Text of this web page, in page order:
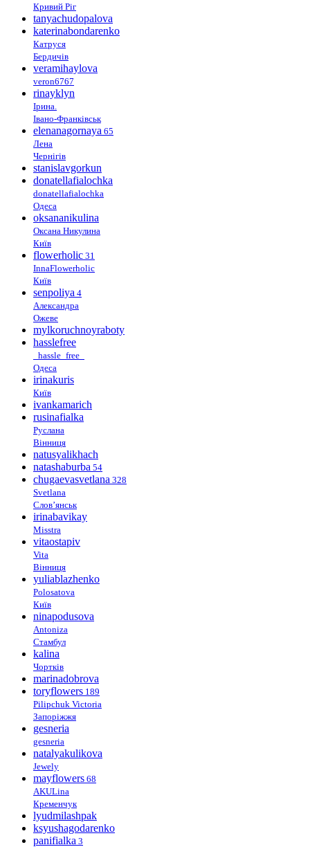
Кривий Ріг
tanyachudopalova
katerinabondarenko
Катруся
Бердичів
veramihaylova
veron6767
rinayklyn
Ірина.
Івано-Франківськ
elenanagornaya 65
Лена
Чернігів
stanislavgorkun
donatellafialochka
donatellafialochka
Одеса
oksananikulina
Оксана Никулина
Київ
flowerholic 31
InnaFlowerholic
Київ
senpoliya 4
Александра
Ожеве
mylkoruchnoyraboty
hasslefree
_hassle_free_
Одеса
irinakuris
Київ
ivankamarich
rusinafialka
Руслана
Вінниця
natusyalikhach
natashaburba 54
chugaevasvetlana 328
Svetlana
Слов’янськ
irinabavikay
Misstra
vitaostapiv
Vita
Вінниця
yuliablazhenko
Polosatova
Київ
ninapodusova
Antoniza
Стамбул
kalina
Чортків
marinadobrova
toryflowers 189
Pilipchuk Victoria
Запоріжжя
gesneria
gesneria
natalyakulikova
Jewely
mayflowers 68
AKULina
Кременчук
lyudmilashpak
ksyushagodarenko
panifialka 3